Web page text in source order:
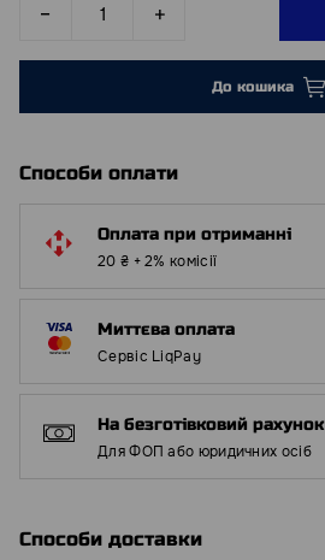
До кошика
Способи оплати
Оплата при отриманні
20 ₴ + 2% комісії
Миттєва оплата
Сервіс LiqPay
На безготівковий рахунок
Для ФОП або юридичних осіб
Способи доставки